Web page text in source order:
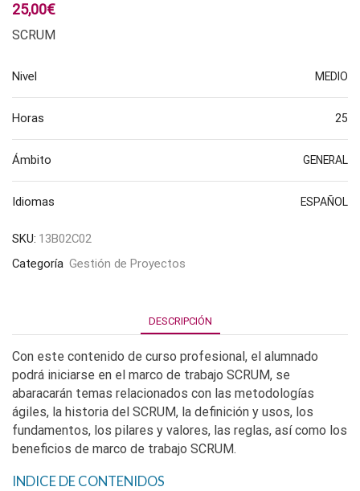
25,00€
SCRUM
Nivel MEDIO
Horas 25
Ámbito GENERAL
Idiomas ESPAÑOL
SKU: 13B02C02
Categoría Gestión de Proyectos
DESCRIPCIÓN
Con este contenido de curso profesional, el alumnado
podrá iniciarse en el marco de trabajo SCRUM, se
abaracarán temas relacionados con las metodologías
ágiles, la historia del SCRUM, la definición y usos, los
fundamentos, los pilares y valores, las reglas, así como los
beneficios de marco de trabajo SCRUM.
INDICE DE CONTENIDOS